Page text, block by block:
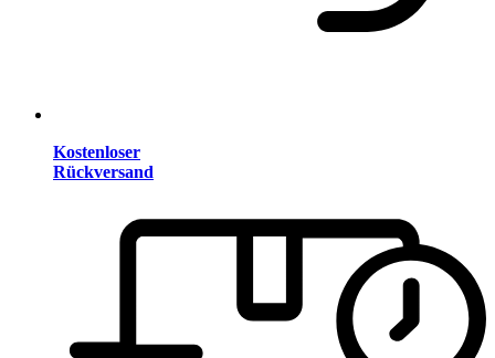
Kostenloser
Rückversand